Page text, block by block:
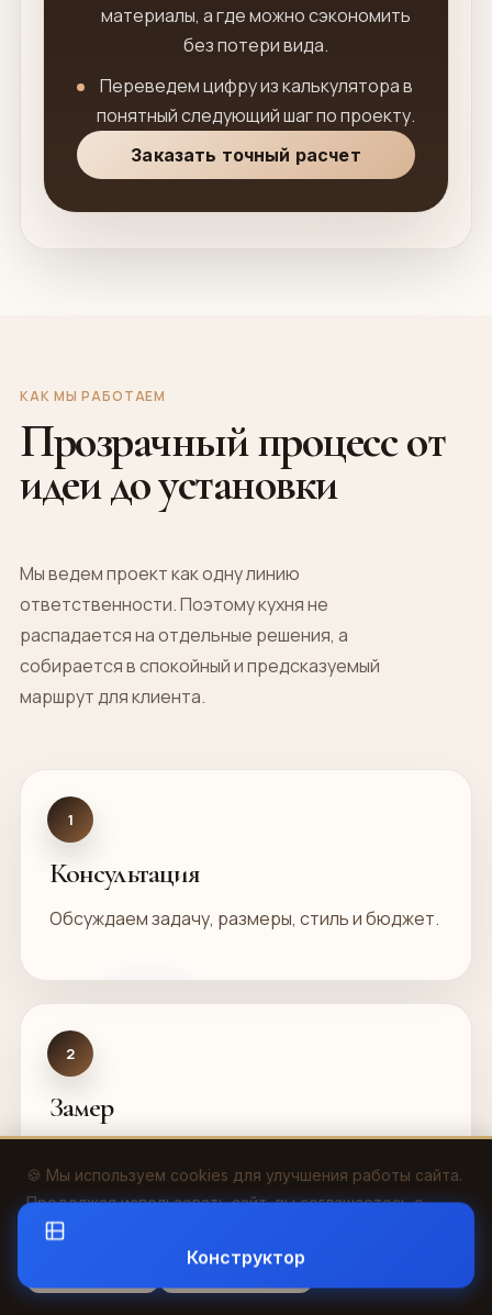
Конструктор
материалы, а где можно сэкономить
без потери вида.
Переведем цифру из калькулятора в
понятный следующий шаг по проекту.
Заказать точный расчет
КАК МЫ РАБОТАЕМ
Прозрачный процесс от
идеи до установки
Мы ведем проект как одну линию
ответственности. Поэтому кухня не
распадается на отдельные решения, а
собирается в спокойный и предсказуемый
маршрут для клиента.
1
Консультация
Обсуждаем задачу, размеры, стиль и бюджет.
2
Замер
3
🍪 Мы используем cookies для улучшения работы сайта.
Продолжая использовать сайт, вы соглашаетесь с
политикой конфиденциальности
Отклонить